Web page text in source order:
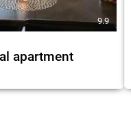
9.9
apartment